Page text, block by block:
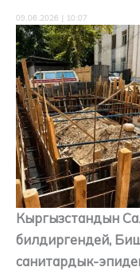
09.06.2026 | 10:07
Кыргызстандын
билдиргендей,
санитардык-